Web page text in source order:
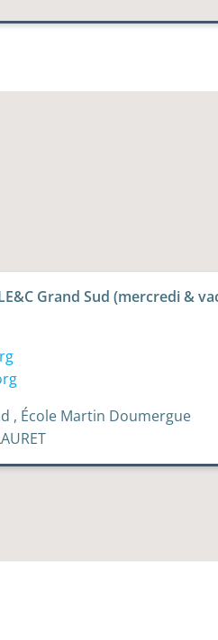
Grand Sud (mercredi &
, École Martin Doumergue